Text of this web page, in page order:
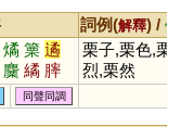
詞例(解釋) /
燏 篥 遹
麜 繘 膟
瞲 獝 垏
栗子,栗色,栗
烈,栗然
同聲同調